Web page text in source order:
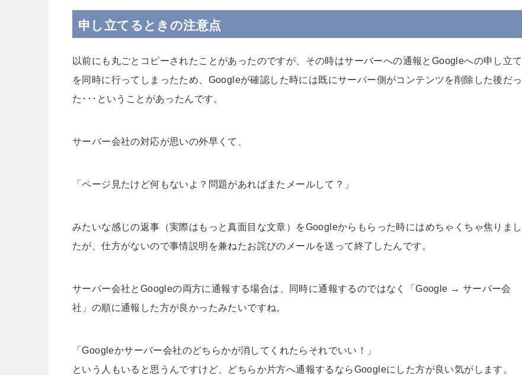
申し立てるときの注意点
以前にも丸ごとコピーされたことがあったのですが、その時はサーバーへの通報とGoogleへの申し立て
を同時に行ってしまったため、Googleが確認した時には既にサーバー側がコンテンツを削除した後だっ
た･･･ということがあったんです。
サーバー会社の対応が思いの外早くて、
「ページ見たけど何もないよ？問題があればまたメールして？」
みたいな感じの返事（実際はもっと真面目な文章）をGoogleからもらった時にはめちゃくちゃ焦りまし
たが、仕方がないので事情説明を兼ねたお詫びのメールを送って終了したんです。
サーバー会社とGoogleの両方に通報する場合は、同時に通報するのではなく「Google → サーバー会
社」の順に通報した方が良かったみたいですね。
「Googleかサーバー会社のどちらかが消してくれたらそれでいい！」
という人もいると思うんですけど、どちらか片方へ通報するならGoogleにした方が良い気がします。